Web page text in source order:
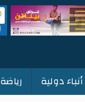
أنباء دولية رياضة